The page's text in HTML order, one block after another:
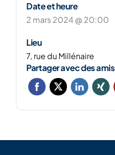
Date et heure
2 mars 2024 @ 20:00
Lieu
7, rue du Millénaire
Partager avec des amis